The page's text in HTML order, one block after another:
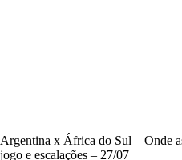
Argentina x África do Sul – Onde
jogo e escalações – 27/07